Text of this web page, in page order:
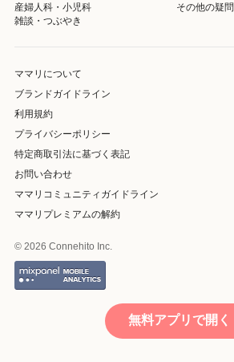
産婦人科・小児科
その他の疑問
雑談・つぶやき
ママリについて
ブランドガイドライン
利用規約
プライバシーポリシー
特定商取引法に基づく表記
お問い合わせ
ママリコミュニティガイドライン
ママリプレミアムの解約
© 2026 Connehito Inc.
無料アプリで開く